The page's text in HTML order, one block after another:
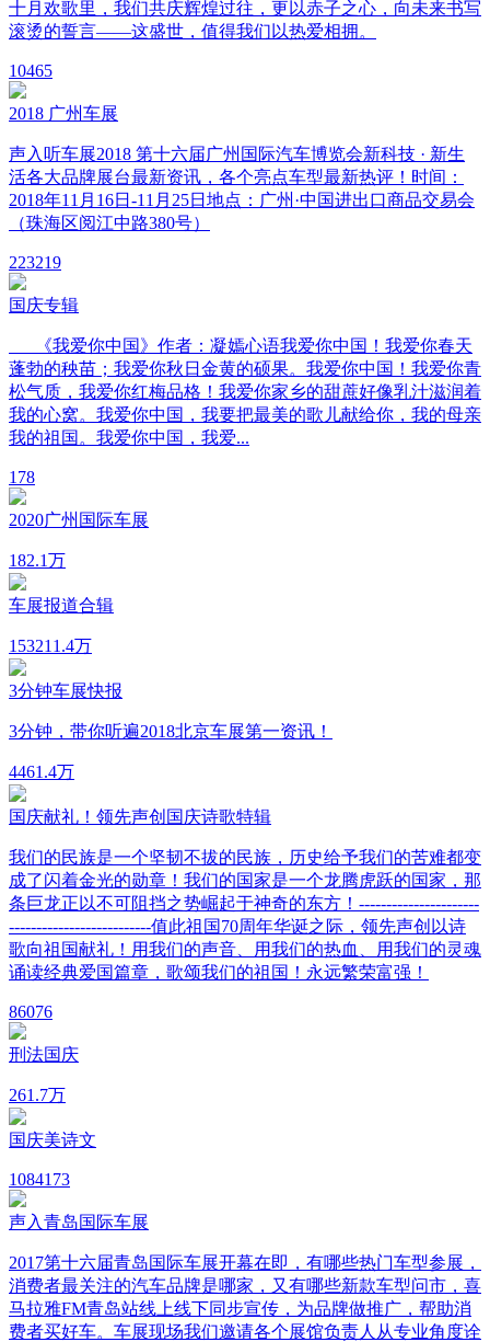
十月欢歌里，我们共庆辉煌过往，更以赤子之心，向未来书写
滚烫的誓言——这盛世，值得我们以热爱相拥。
10465
2018 广州车展
声入听车展2018 第十六届广州国际汽车博览会新科技 · 新生
活各大品牌展台最新资讯，各个亮点车型最新热评！时间：
2018年11月16日-11月25日地点：广州·中国进出口商品交易会
（珠海区阅江中路380号）
223219
国庆专辑
《我爱你中国》作者：凝嫣心语我爱你中国！我爱你春天
蓬勃的秧苗；我爱你秋日金黄的硕果。我爱你中国！我爱你青
松气质，我爱你红梅品格！我爱你家乡的甜蔗好像乳汁滋润着
我的心窝。我爱你中国，我要把最美的歌儿献给你，我的母亲
我的祖国。我爱你中国，我爱...
1 78
2020广州国际车展
182.1万
车展报道合辑
153211.4万
3分钟车展快报
3分钟，带你听遍2018北京车展第一资讯！
4461.4万
国庆献礼！领先声创国庆诗歌特辑
我们的民族是一个坚韧不拔的民族，历史给予我们的苦难都变
成了闪着金光的勋章！我们的国家是一个龙腾虎跃的国家，那
条巨龙正以不可阻挡之势崛起于神奇的东方！----------------------
--------------------------值此祖国70周年华诞之际，领先声创以诗
歌向祖国献礼！用我们的声音、用我们的热血、用我们的灵魂
诵读经典爱国篇章，歌颂我们的祖国！永远繁荣富强！
86076
刑法国庆
261.7万
国庆美诗文
1084173
声入青岛国际车展
2017第十六届青岛国际车展开幕在即，有哪些热门车型参展，
消费者最关注的汽车品牌是哪家，又有哪些新款车型问市，喜
马拉雅FM青岛站线上线下同步宣传，为品牌做推广，帮助消
费者买好车。车展现场我们邀请各个展馆负责人从专业角度诠